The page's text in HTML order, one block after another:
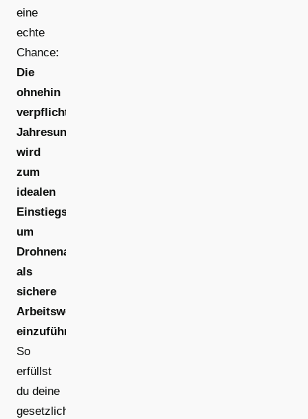
eine
echte
Chance:
Die
ohnehin
verpflichtende
Jahresunterweisung
wird
zum
idealen
Einstiegspunkt,
um
Drohnenaufmaß
als
sichere
Arbeitsweise
einzuführen.
So
erfüllst
du deine
gesetzliche